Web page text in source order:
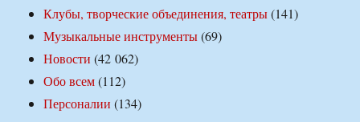
Клубы, творческие объединения, театры(141)
Музыкальные инструменты(69)
Новости (42 062)
Обо всем(112)
Персоналии (134)